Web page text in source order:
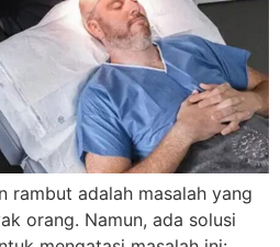
rambut adalah masalah yang
orang. Namun, ada solusi